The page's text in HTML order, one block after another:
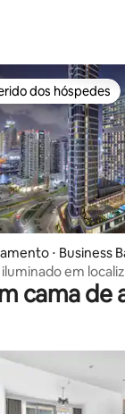
média de 5, 3
média de 5, 3
dos hóspedes
dos hóspedes
⋅ Business
iluminado em
cama de